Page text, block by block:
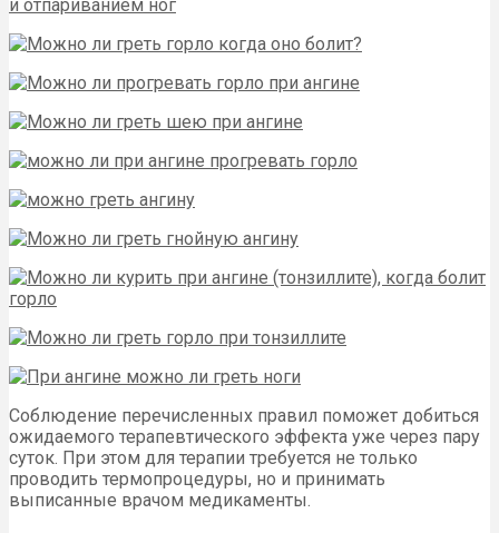
Соблюдение перечисленных правил поможет добиться
ожидаемого терапевтического эффекта уже через пару
суток. При этом для терапии требуется не только
проводить термопроцедуры, но и принимать
выписанные врачом медикаменты.